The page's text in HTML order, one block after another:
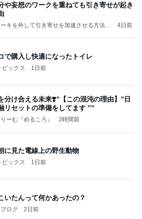
や妄想のワークを重ねても引き寄せが起き
キを外して引き寄せを加速させる方法：
4日前
で購入し快適になったトイレ
ックス 1日前
分け合える未来❣️”【この混沌の理由】”⽇
リセットの準備をしてます ””
ーむ『めるころ』 2時間前
に見た電線上の野生動物
ックス 1日前
いたんって何かあったの？
ログ 2日前